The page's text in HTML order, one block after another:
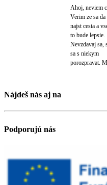
Ahoj, neviem
Verim ze sa da
najst cesta a
to bude lepsie.
Nevzdavaj sa,
sa s niekym
porozpravat.
Nájdeš nás aj na
Podporujú nás